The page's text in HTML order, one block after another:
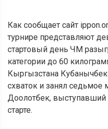
Как сообщает сайт
турнире представляют
стартовый день ЧМ
категории до 60
Кыргызстана
схваток и занял седьмое
Доолотбек, выступавший
старте.